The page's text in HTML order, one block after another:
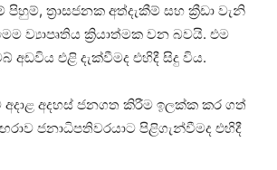
ත්‍රාසජනක අත්දැකීම් සහ ක්‍රීඩා වැනි
ව්‍යාපෘතිය ක්‍රියාත්මක වන බවයි. එම
අඩවිය එළි දැක්වීමද එහිදී සිදු විය.
අදාළ අදහස් ජනගත කිරීම ඉලක්ක කර ගත්
ජනාධිපතිවරයාට පිළිගැන්වීමද එහිදී